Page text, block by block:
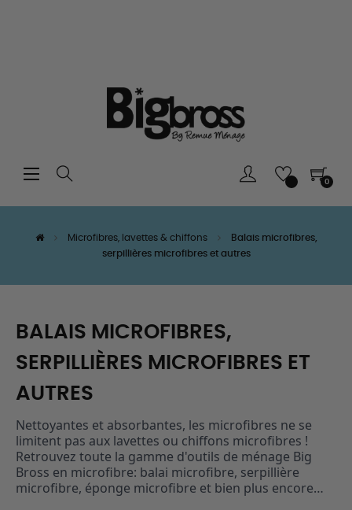
Basculer
navigation
☰ 0
Microfibres, lavettes & chiffons
Balais microfibres,
serpillières microfibres et autres
BALAIS MICROFIBRES,
SERPILLIÈRES MICROFIBRES ET
AUTRES
Nettoyantes et absorbantes, les microfibres ne se
limitent pas aux lavettes ou chiffons microfibres !
Retrouvez toute la gamme d'outils de ménage Big
Bross en microfibre: balai microfibre, serpillière
microfibre, éponge microfibre et bien plus encore…